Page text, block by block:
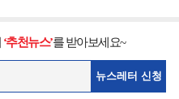
‘추천뉴스’를 받아보세요~
뉴스레터 신청